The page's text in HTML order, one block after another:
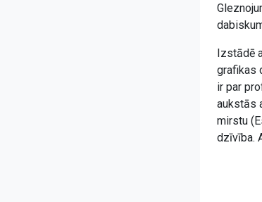
Izstādē
grafikas
ir par
aukstās
mirstu
dzīvība.